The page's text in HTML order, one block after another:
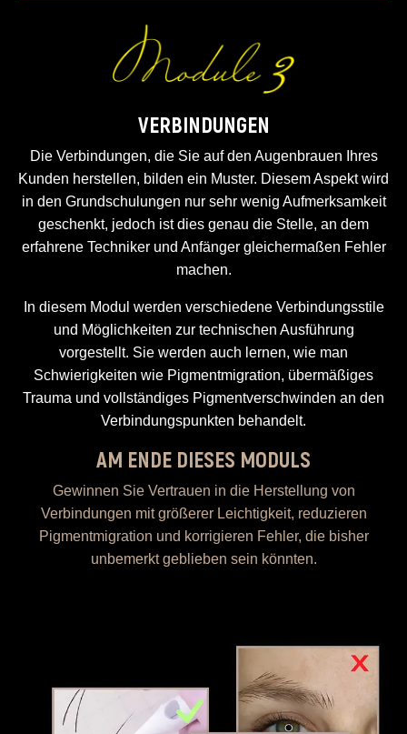
VERBINDUNGEN
Die Verbindungen, die Sie auf den Augenbrauen Ihres
Kunden herstellen, bilden ein Muster. Diesem Aspekt wird
in den Grundschulungen nur sehr wenig Aufmerksamkeit
geschenkt, jedoch ist dies genau die Stelle, an dem
erfahrene Techniker und Anfänger gleichermaßen Fehler
machen.
In diesem Modul werden verschiedene Verbindungsstile
und Möglichkeiten zur technischen Ausführung
vorgestellt. Sie werden auch lernen, wie man
Schwierigkeiten wie Pigmentmigration, übermäßiges
Trauma und vollständiges Pigmentverschwinden an den
Verbindungspunkten behandelt.
AM ENDE DIESES MODULS
Gewinnen Sie Vertrauen in die Herstellung von
Verbindungen mit größerer Leichtigkeit, reduzieren
Pigmentmigration und korrigieren Fehler, die bisher
unbemerkt geblieben sein könnten.